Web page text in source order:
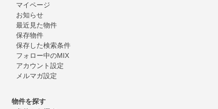
マイページ
お知らせ
最近見た物件
保存物件
保存した検索条件
フォロー中のMIX
アカウント設定
メルマガ設定
物件を探す